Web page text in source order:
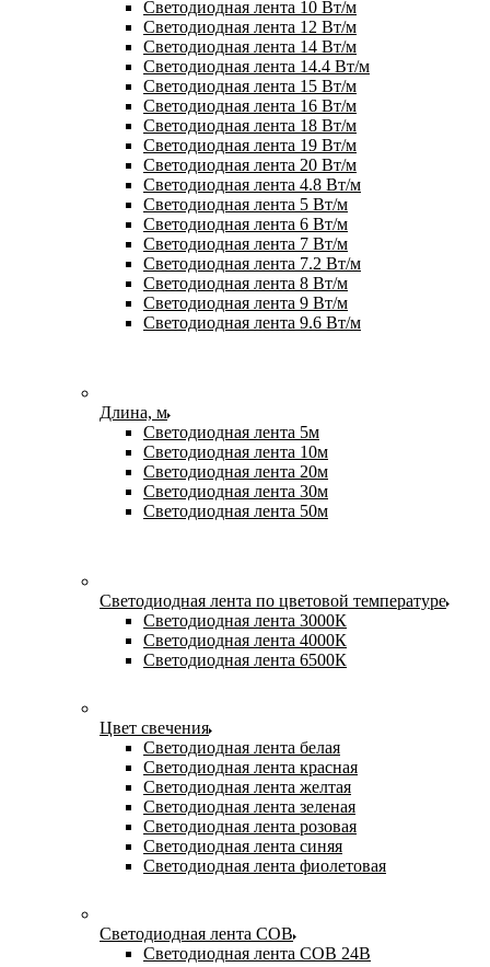
Светодиодная лента 10 Вт/м
Светодиодная лента 12 Вт/м
Светодиодная лента 14 Вт/м
Светодиодная лента 14.4 Вт/м
Светодиодная лента 15 Вт/м
Светодиодная лента 16 Вт/м
Светодиодная лента 18 Вт/м
Светодиодная лента 19 Вт/м
Светодиодная лента 20 Вт/м
Светодиодная лента 4.8 Вт/м
Светодиодная лента 5 Вт/м
Светодиодная лента 6 Вт/м
Светодиодная лента 7 Вт/м
Светодиодная лента 7.2 Вт/м
Светодиодная лента 8 Вт/м
Светодиодная лента 9 Вт/м
Светодиодная лента 9.6 Вт/м
Длина, м
Светодиодная лента 5м
Светодиодная лента 10м
Светодиодная лента 20м
Светодиодная лента 30м
Светодиодная лента 50м
Светодиодная лента по цветовой температуре
Светодиодная лента 3000К
Светодиодная лента 4000К
Светодиодная лента 6500К
Цвет свечения
Светодиодная лента белая
Светодиодная лента красная
Светодиодная лента желтая
Светодиодная лента зеленая
Светодиодная лента розовая
Светодиодная лента синяя
Светодиодная лента фиолетовая
Светодиодная лента COB
Светодиодная лента COB 24В